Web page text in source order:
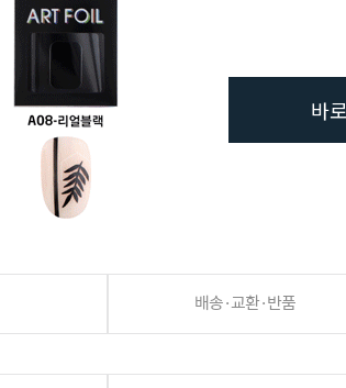
바
배송·교환·반품